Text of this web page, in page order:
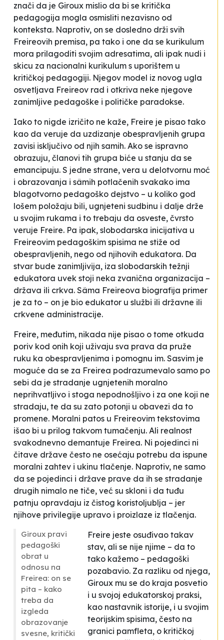
znači da je Giroux mislio da bi se kritička
pedagogija mogla osmisliti nezavisno od
konteksta. Naprotiv, on se dosledno drži svih
Freireovih premisa, pa tako i one da se kurikulum
mora prilagoditi svojim adresatima, ali ipak nudi i
skicu za nacionalni kurikulum s uporištem u
kritičkoj pedagogiji. Njegov model iz novog ugla
osvetljava Freireov rad i otkriva neke njegove
zanimljive pedagoške i političke paradokse.
Iako to nigde izričito ne kaže, Freire je pisao tako
kao da veruje da uzdizanje obespravljenih grupa
zavisi isključivo od njih samih. Ako se ispravno
obrazuju, članovi tih grupa biće u stanju da se
emancipuju. S jedne strane, vera u delotvornu moć
i obrazovanja i sâmih potlačenih svakako ima
blagotvorno pedagoško dejstvo – u koliko god
lošem položaju bili, ugnjeteni sudbinu i dalje drže
u svojim rukama i to trebaju da osveste, čvrsto
veruje Freire. Pa ipak, slobodarska inicijativa u
Freireovim pedagoškim spisima ne stiže od
obespravljenih, nego od njihovih edukatora. Da
stvar bude zanimljivija, iza slobodarskih težnji
edukatora uvek stoji neka zvanična organizacija –
država ili crkva. Sâma Freireova biografija primer
je za to – on je bio edukator u službi ili državne ili
crkvene administracije.
Freire, međutim, nikada nije pisao o tome otkuda
poriv kod onih koji uživaju sva prava da pruže
ruku ka obespravljenima i pomognu im. Sasvim je
moguće da se za Freirea podrazumevalo samo po
sebi da je stradanje ugnjetenih moralno
neprihvatljivo i stoga nepodnošljivo i za one koji ne
stradaju, te da su zato potonji u obavezi da to
promene. Moralni patos u Freireovim tekstovima
išao bi u prilog takvom tumačenju. Ali realnost
svakodnevno demantuje Freirea. Ni pojedinci ni
čitave države često ne osećaju potrebu da ispune
moralni zahtev i ukinu tlačenje. Naprotiv, ne samo
da se pojedinci i države prave da ih se stradanje
drugih nimalo ne tiče, već su skloni i da tuđu
patnju opravdaju iz čistog koristoljublja – jer
njihove privilegije upravo i proizlaze iz tlačenja.
Giroux pravi
pedagoški
obrat u
odnosu na
Freirea: on se
pita – kako
treba da
izgleda
obrazovanje
svesne, kritički
Freire jeste osuđivao takav
stav, ali se nije njime – da to
tako kažemo – pedagoški
pozabavio. Za razliku od njega,
Giroux mu se do kraja posvetio
i u svojoj edukatorskoj praksi,
kao nastavnik istorije, i u svojim
teorijskim spisima, često na
granici pamfleta, o kritičkoj